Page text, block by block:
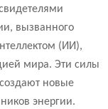
вызванного
(ИИ),
мира. Эти силы
новые
энергии.